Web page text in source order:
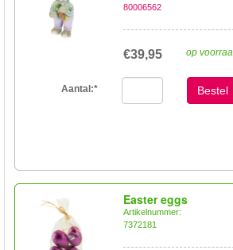
80006562
op
€39,95
Aantal:* Bestel
Easter eggs
Artikelnummer:
7372181